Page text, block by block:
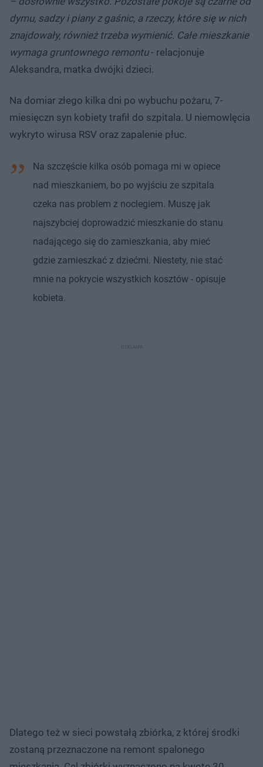
dymu, sadzy i piany z gaśnic, a rzeczy, które się w nich
znajdowały, również trzeba wymienić. Całe mieszkanie
wymaga gruntownego remontu- relacjonuje
Aleksandra, matka dwójki dzieci.
Na domiar złego kilka dni po wybuchu pożaru, 7-
miesięczn syn kobiety trafił do szpitala. U niemowlęcia
wykryto wirusa RSV oraz zapalenie płuc.
Na szczęście kilka osób pomaga mi w opiece
nad mieszkaniem, bo po wyjściu ze szpitala
czeka nas problem z noclegiem. Muszę jak
najszybciej doprowadzić mieszkanie do stanu
nadającego się do zamieszkania, aby mieć
gdzie zamieszkać z dziećmi. Niestety, nie stać
mnie na pokrycie wszystkich kosztów - opisuje
kobieta.
Dlatego też w sieci powstałą zbiórka, z której środki
zostaną przeznaczone na remont spalonego